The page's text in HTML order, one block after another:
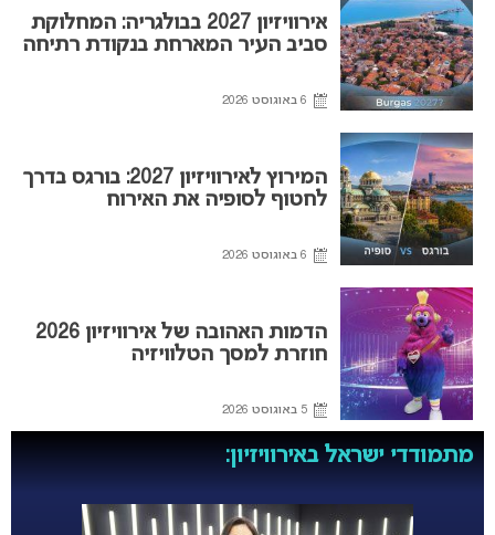
אירוויזיון 2027 בבולגריה: המחלוקת
סביב העיר המארחת בנקודת רתיחה
6 באוגוסט 2026
המירוץ לאירוויזיון 2027: בורגס בדרך
לחטוף לסופיה את האירוח
6 באוגוסט 2026
הדמות האהובה של אירוויזיון 2026
חוזרת למסך הטלוויזיה
5 באוגוסט 2026
מתמודדי ישראל באירוויזיון: